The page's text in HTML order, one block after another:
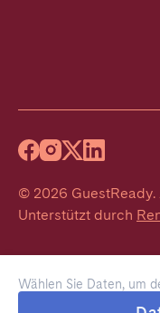
Wählen Sie Daten, um
© 2026 GuestReady.
Unterstützt durch